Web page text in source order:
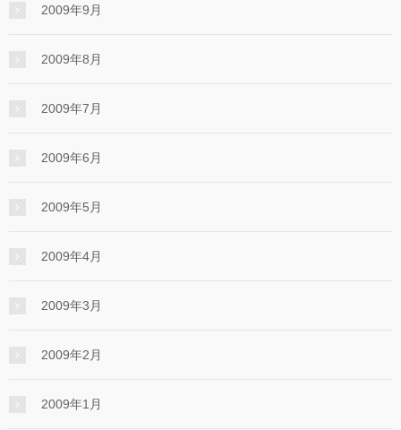
2009年9月
2009年8月
2009年7月
2009年6月
2009年5月
2009年4月
2009年3月
2009年2月
2009年1月